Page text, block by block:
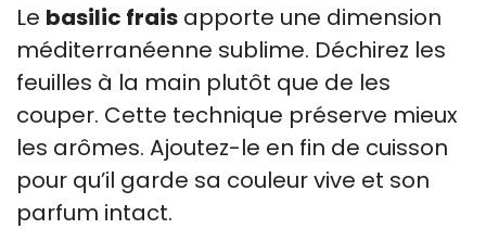
Le basilic frais apporte une dimension
méditerranéenne sublime. Déchirez les
feuilles à la main plutôt que de les
couper. Cette technique préserve mieux
les arômes. Ajoutez-le en fin de cuisson
pour qu’il garde sa couleur vive et son
parfum intact.